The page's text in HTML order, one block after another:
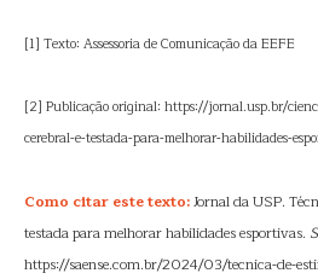
[1] Texto: Assessoria de Comunicação da EEFE
[2] Publicação original: https://jornal.usp.br/
cerebral-e-testada-para-melhorar-habilidades-
Como citar este texto:Jornal da USP.
testada para melhorar habilidades esportivas.
https://saense.com.br/2024/03/tecnica-de-